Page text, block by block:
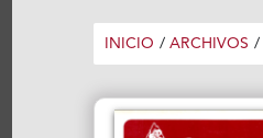
INICIO / ARCHIVOS /